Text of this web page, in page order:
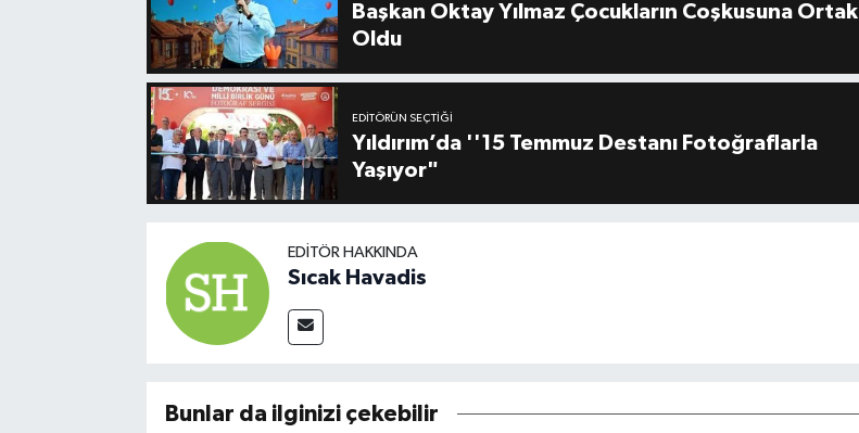
Başkan Oktay Yılmaz Çocukların Coşkusuna Ortak
Oldu
EDITÖRÜN SEÇTIĞI
Yıldırım’da ''15 Temmuz Destanı Fotoğraflarla
Yaşıyor"
EDITÖR HAKKINDA
Sıcak Havadis
Bunlar da ilginizi çekebilir